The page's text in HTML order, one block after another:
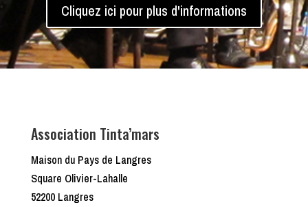
Cliquez ici pour plus d'informations
Association Tinta’mars
Maison du Pays de Langres
Square Olivier-Lahalle
52200 Langres